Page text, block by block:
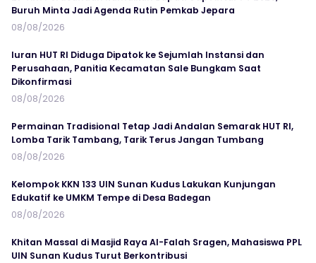
Buruh Minta Jadi Agenda Rutin Pemkab Jepara
08/08/2026
Iuran HUT RI Diduga Dipatok ke Sejumlah Instansi dan
Perusahaan, Panitia Kecamatan Sale Bungkam Saat
Dikonfirmasi
08/08/2026
Permainan Tradisional Tetap Jadi Andalan Semarak HUT RI,
Lomba Tarik Tambang, Tarik Terus Jangan Tumbang
08/08/2026
Kelompok KKN 133 UIN Sunan Kudus Lakukan Kunjungan
Edukatif ke UMKM Tempe di Desa Badegan
08/08/2026
Khitan Massal di Masjid Raya Al-Falah Sragen, Mahasiswa PPL
UIN Sunan Kudus Turut Berkontribusi